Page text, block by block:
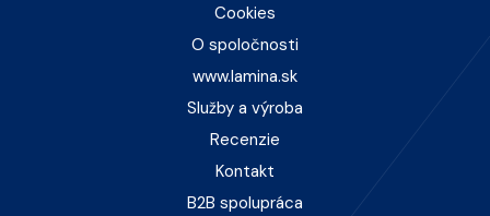
Cookies
O spoločnosti
www.lamina.sk
Služby a výroba
Recenzie
Kontakt
B2B spolupráca